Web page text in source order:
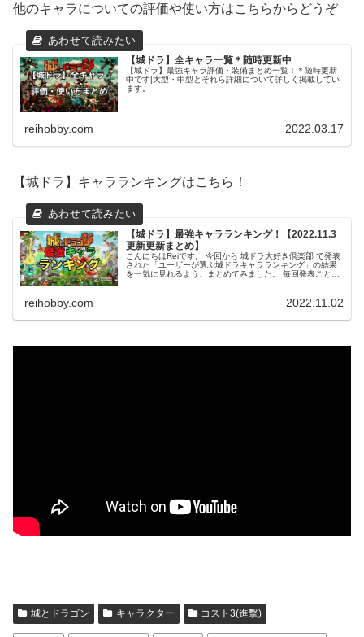
他のキャラについての評価や使い方はこちらからどうぞ
【城ドラ】全キャラ一覧＊随時更新中
【城ドラ】最強キャラ評価・装備まとめ一覧！＊随時更新
中です|大型・中型とそれら詳細について詳しく掲載してい
ます。
reihobby.com 2022.03.17
【城ドラ】キャラランキングはこちら！
【城ドラ】最強キャラランキング！【2022.11.3
更新更新まとめ】
こんにちはReiです。 今回から 城ドラ大好き倶楽部 で発表
された「ユーザーが選ぶ城ドラキャラランキング」の結果
を一気に見れるよう、まとめてみました。 毎回発表ごとに
reihobby.com 2022.11.02
城とドラゴン キャラクター コスト3(進撃)